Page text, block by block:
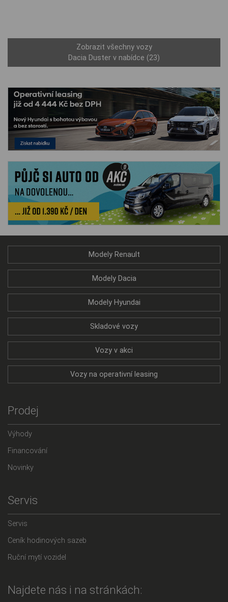
Zobrazit všechny vozy
Dacia Duster v nabídce (23)
Modely Renault
Modely Dacia
Modely Hyundai
Skladové vozy
Vozy v akci
Vozy na operativní leasing
Prodej
Výhody
Financování
Novinky
Servis
Servis
Ceník hodinových sazeb
Ruční mytí vozidel
Najdete nás i na stránkách: